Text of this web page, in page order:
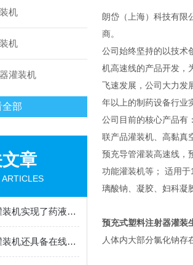
机
机
灌装机
全部
章
ARTICLES
预充式注射器灌装机实现了药液灌装过程的自动化与可控化
预充式注射器灌装机还具备在线检测功能
朗岱（上海）科技有限
商。
公司始终坚持的以技术
机高速线的产品开发，
飞速发展，公司大力发
年以上的制药设备行业
公司目前的核心产品有
联产品灌装机、高黏真
预充导管灌装高速线，
功能灌装机等； 适用
璃酸钠、凝胶、妇科凝
预充式塑料注射器灌装
人体内大部分氯化钠存